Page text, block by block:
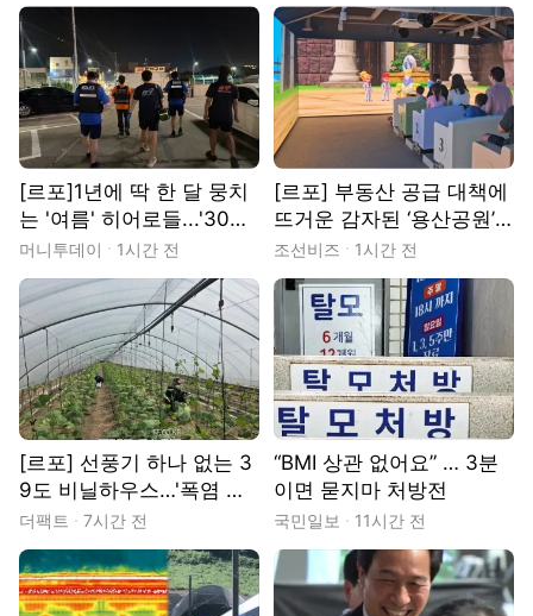
[르포]1년에 딱 한 달 뭉치
는 '여름' 히어로들...'30도
밤바다' 지킨다
머니투데이 1시간 전
[르포] 부동산 공급 대책에
뜨거운 감자된 ‘용산공원’…
시민들은 “녹지 지켜야”
조선비즈 1시간 전
[르포] 선풍기 하나 없는 3
9도 비닐하우스…'폭염 악
몽' 꾸는 이주노동자
더팩트 7시간 전
“BMI 상관 없어요” … 3분
이면 묻지마 처방전
국민일보 11시간 전